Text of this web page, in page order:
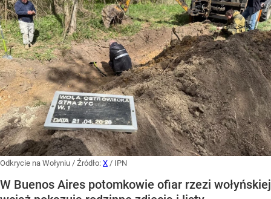
Odkrycie na Wołyniu / Źródło: X / IPN
W Buenos Aires potomkowie ofiar rzezi wołyńskiej